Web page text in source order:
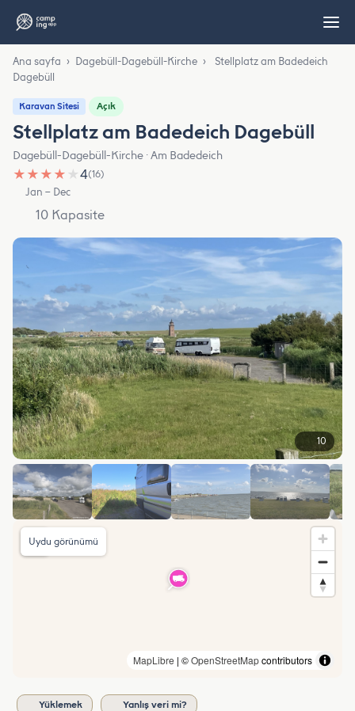
Ana sayfa › Dagebüll-Dagebüll-Kirche ›
Stellplatz am Badedeich
Dagebüll
Karavan Sitesi Açık
Stellplatz am Badedeich Dagebüll
Dagebüll-Dagebüll-Kirche · Am Badedeich
★ ★ ★ ★ ★4(16)
Jan – Dec
10 Kapasite
10
MapLibre | ©OpenStreetMapcontributors
Uydu görünümü
Yüklemek Yanlış veri mi?